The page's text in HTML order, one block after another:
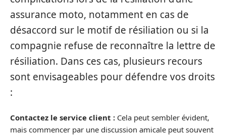
assurance moto, notamment en cas de
désaccord sur le motif de résiliation ou si la
compagnie refuse de reconnaître la lettre de
résiliation. Dans ces cas, plusieurs recours
sont envisageables pour défendre vos droits
:
Contactez le service client : Cela peut sembler évident,
mais commencer par une discussion amicale peut souvent